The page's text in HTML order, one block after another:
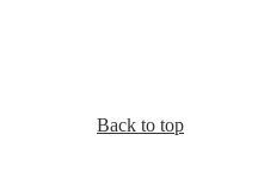
Back to top